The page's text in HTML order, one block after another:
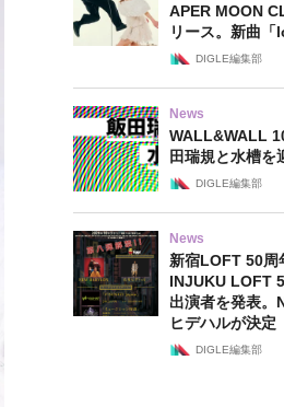
APER MOON
リース。新曲
DIGLE編集部
News
WALL&WALL
田瑞規と水槽を
DIGLE編集部
News
新宿LOFT 50周
INJUKU LOFT
出演者を発表。
ヒデハルが決定
DIGLE編集部